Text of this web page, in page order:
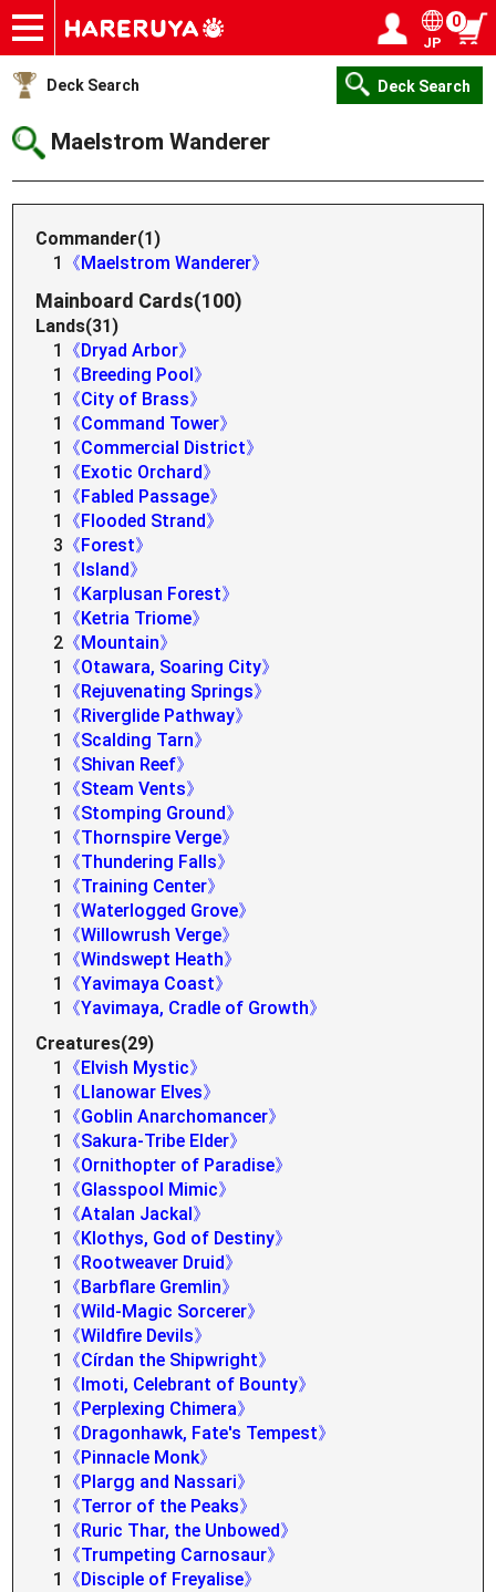
Onlineshop
Articles
Deck Search
Sponsored Players
Shop Info
Event Schedule
Help
Contact
JP
0
Deck Search Deck Search
Maelstrom Wanderer
Commander(1)
1
《Maelstrom Wanderer》
Mainboard Cards(100)
Lands(31)
1
《Dryad Arbor》
1
《Breeding Pool》
1
《City of Brass》
1
《Command Tower》
1
《Commercial District》
1
《Exotic Orchard》
1
《Fabled Passage》
1
《Flooded Strand》
3 《Forest》
1
《Island》
1
《Karplusan Forest》
1
《Ketria Triome》
2 《Mountain》
1
《Otawara, Soaring City》
1
《Rejuvenating Springs》
1
《Riverglide Pathway》
1
《Scalding Tarn》
1
《Shivan Reef》
1
《Steam Vents》
1
《Stomping Ground》
1
《Thornspire Verge》
1
《Thundering Falls》
1
《Training Center》
1
《Waterlogged Grove》
1
《Willowrush Verge》
1
《Windswept Heath》
1
《Yavimaya Coast》
1
《Yavimaya, Cradle of Growth》
Creatures(29)
1
《Elvish Mystic》
1
《Llanowar Elves》
1
《Goblin Anarchomancer》
1
《Sakura-Tribe Elder》
1
《Ornithopter of Paradise》
1
《Glasspool Mimic》
1
《Atalan Jackal》
1
《Klothys, God of Destiny》
1
《Rootweaver Druid》
1
《Barbflare Gremlin》
1
《Wild-Magic Sorcerer》
1
《Wildfire Devils》
1
《Círdan the Shipwright》
1
《Imoti, Celebrant of Bounty》
1
《Perplexing Chimera》
1
《Dragonhawk, Fate's Tempest》
1
《Pinnacle Monk》
1
《Plargg and Nassari》
1
《Terror of the Peaks》
1
《Ruric Thar, the Unbowed》
1
《Trumpeting Carnosaur》
1
《Disciple of Freyalise》